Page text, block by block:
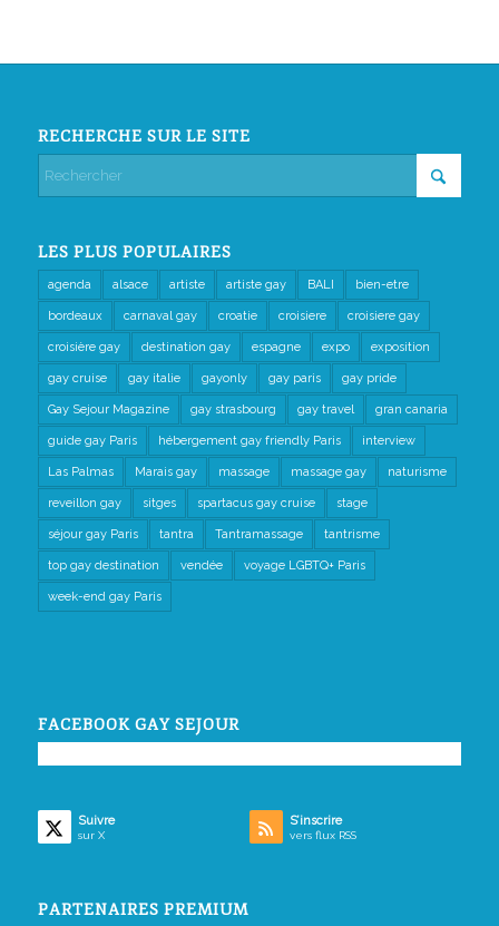
RECHERCHE SUR LE SITE
LES PLUS POPULAIRES
agenda alsace artiste artiste gay BALI bien-etre
bordeaux carnaval gay croatie croisiere croisiere gay
croisière gay destination gay espagne expo exposition
gay cruise gay italie gayonly gay paris gay pride
Gay Sejour Magazine gay strasbourg gay travel gran canaria
guide gay Paris hébergement gay friendly Paris interview
Las Palmas Marais gay massage massage gay naturisme
reveillon gay sitges spartacus gay cruise stage
séjour gay Paris tantra Tantramassage tantrisme
top gay destination vendée voyage LGBTQ+ Paris
week-end gay Paris
FACEBOOK GAY SEJOUR
Suivre
sur X
S’inscrire
vers flux RSS
PARTENAIRES PREMIUM